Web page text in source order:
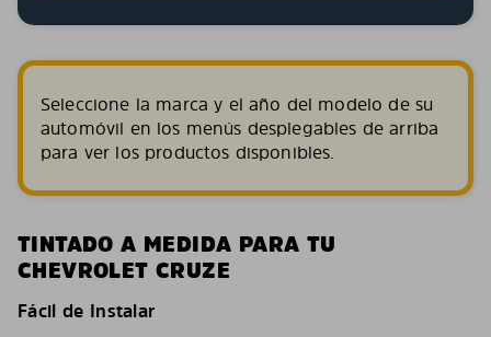
Seleccione la marca y el año del modelo de su
automóvil en los menús desplegables de arriba
para ver los productos disponibles.
TINTADO A MEDIDA PARA TU
CHEVROLET CRUZE
Fácil de Instalar